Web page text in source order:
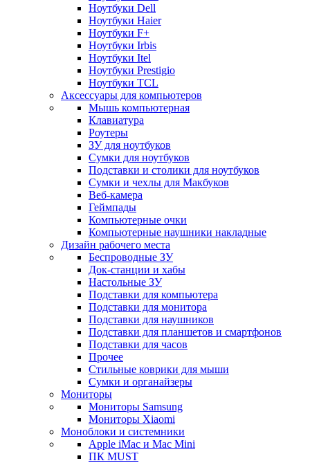
Ноутбуки Dell
Ноутбуки Haier
Ноутбуки F+
Ноутбуки Irbis
Ноутбуки Itel
Ноутбуки Prestigio
Ноутбуки TCL
Аксессуары для компьютеров
Мышь компьютерная
Клавиатура
Роутеры
ЗУ для ноутбуков
Сумки для ноутбуков
Подставки и столики для ноутбуков
Сумки и чехлы для Макбуков
Веб-камера
Геймпады
Компьютерные очки
Компьютерные наушники накладные
Дизайн рабочего места
Беспроводные ЗУ
Док-станции и хабы
Настольные ЗУ
Подставки для компьютера
Подставки для монитора
Подставки для наушников
Подставки для планшетов и смартфонов
Подставки для часов
Прочее
Стильные коврики для мыши
Сумки и органайзеры
Мониторы
Мониторы Samsung
Мониторы Xiaomi
Моноблоки и системники
Apple iMac и Mac Mini
ПК MUST